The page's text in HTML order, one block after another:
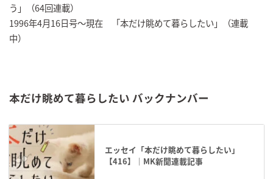
う」（64回連載）
1996年4月16日号～現在 「本だけ眺めて暮らしたい」（連載
中）
本だけ眺めて暮らしたい バックナンバー
エッセイ「本だけ眺めて暮らしたい」
【416】｜MK新聞連載記事